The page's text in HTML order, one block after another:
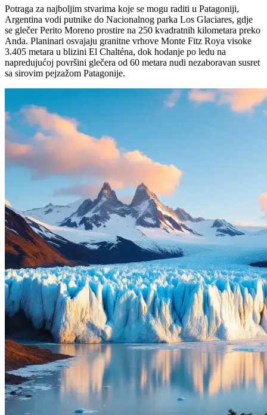
Potraga za najboljim stvarima koje se mogu raditi u Patagoniji,
Argentina vodi putnike do Nacionalnog parka Los Glaciares, gdje
se glečer Perito Moreno prostire na 250 kvadratnih kilometara preko
Anda. Planinari osvajaju granitne vrhove Monte Fitz Roya visoke
3.405 metara u blizini El Chalténa, dok hodanje po ledu na
napredujućoj površini glečera od 60 metara nudi nezaboravan susret
sa sirovim pejzažom Patagonije.